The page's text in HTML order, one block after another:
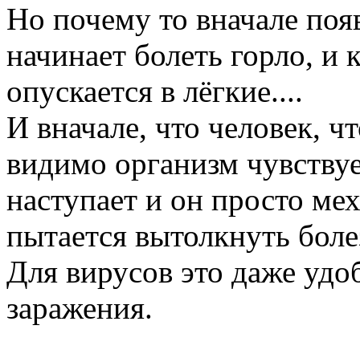
Но почему то вначале
начинает болеть горло, и
опускается в лёгкие....
И вначале, что человек,
видимо организм
наступает и он просто
пытается вытолкнуть
Для вирусов это даже
заражения.